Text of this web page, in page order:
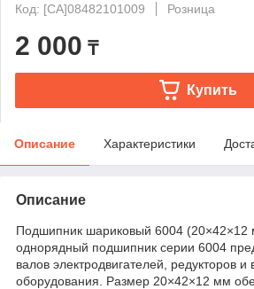
Код: [CA]08482101009
Розница
2 000 ₸
Купить
Описание Характеристики
Описание
Подшипник шариковый 6004
однорядный подшипник серии 6004
валов электродвигателей, редукторов
оборудования. Размер 20×42×12 мм